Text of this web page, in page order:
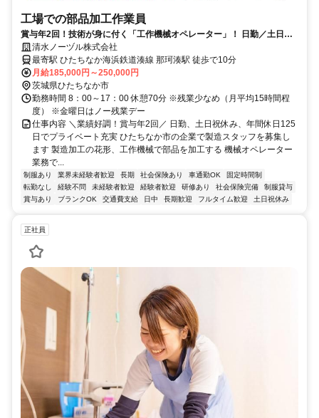
工場での部品加工作業員
賞与年2回！技術が身に付く「工作機械オペレーター」！ 日勤／土日祝
休み／年間休日125日
清水ノーヅル株式会社
最寄駅 ひたちなか海浜鉄道湊線 那珂湊駅 徒歩で10分
月給185,000円～250,000円
茨城県ひたちなか市
勤務時間 8：00～17：00 休憩70分 ※残業少なめ（月平均15時間程
度） ※金曜日はノー残業デー
仕事内容 ＼業績好調！賞与年2回／ 日勤、土日祝休み、年間休日125
日でプライベート充実 ひたちなか市の企業で製造スタッフを募集し
ます 製造加工の花形、工作機械で部品を加工する 機械オペレーター
業務で...
制服あり 業界未経験者歓迎 長期 社会保険あり 車通勤OK
固定時間制
転勤なし
経験不問 未経験者歓迎 経験者歓迎 研修あり 社会保険完備
制服貸与
賞与あり
ブランクOK 交通費支給 日中 長期歓迎 フルタイム歓迎 土日祝休み
正社員